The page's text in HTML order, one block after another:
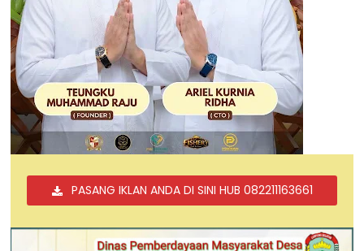
PASANG IKLAN ANDA DI SINI HUB 082211163661